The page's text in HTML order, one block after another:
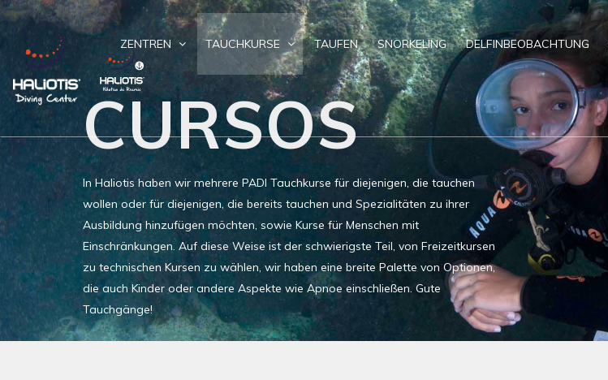
ZENTREN TAUCHKURSE TAUFEN SNORKELING DELFINBEOBACHTUNG
CURSOS
In Haliotis haben wir mehrere PADI Tauchkurse für diejenigen, die tauchen
wollen oder für diejenigen, die bereits tauchen und Spezialitäten zu ihrer
Ausbildung hinzufügen möchten, sowie Kurse für Menschen mit
Einschränkungen. Auf diese Weise ist der schwierigste Teil, von Freizeitkursen
zu technischen Kursen zu wählen, wir haben eine breite Palette von Optionen,
die auch Kinder oder andere Aspekte wie Apnoe einschließen. Gute
Tauchgänge!